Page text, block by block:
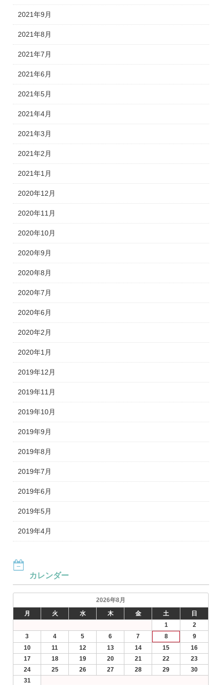
2021年9月
2021年8月
2021年7月
2021年6月
2021年5月
2021年4月
2021年3月
2021年2月
2021年1月
2020年12月
2020年11月
2020年10月
2020年9月
2020年8月
2020年7月
2020年6月
2020年2月
2020年1月
2019年12月
2019年11月
2019年10月
2019年9月
2019年8月
2019年7月
2019年6月
2019年5月
2019年4月
カレンダー
2026年8月
月
火 水 木 金 土 日
1
2
3
4 5 6 7 8
9
10
11 12 13 14 15
16
17
18 19 20 21 22
23
24
25 26 27 28 29
30
31